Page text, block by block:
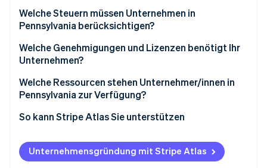
Stripe-Sessions 2026
Erfahren Sie, wie Stripe Lösungen für die
Unternehmensstruktur wählen
Unternehmensname registrieren
Eine Arbeitgeberidentifikationsnummer (EIN)
Für Steuern in Pennsylvania registrieren
Sammeln Sie alle weiteren bundesstaatlichen oder
lokalen Lizenzen
Welche Steuern müssen Unternehmen in
Pennsylvania berücksichtigen?
Einkommensteuer auf Bundesstaatenebene
Lokale Steuern
Arbeitslosengeldsteuer
Welche Genehmigungen und Lizenzen benötigt Ihr
Unternehmen?
Restaurants und Gastronomie
Professionelle Dienstleistungen
Baugewerbe
Sales Tax-Lizenz
Welche Ressourcen stehen Unternehmer/innen in
Pennsylvania zur Verfügung?
Darlehen der Pennsylvania Industrial Development
SBDCs
So kann Stripe Atlas Sie unterstützen
Bei Atlas eine Unternehmensgründung beantragen
Zahlungen und Bankgeschäfte vor Erhalt der EIN-
Unternehmensgründung mit Stripe Atlas